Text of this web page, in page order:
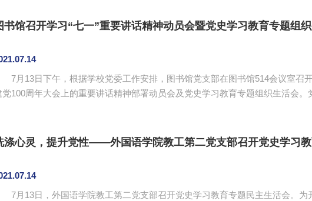
。出席本次会议的有信息技术与工程学院学生第三党支部书记廖琪以及党支部
书馆召开学习“七一”重要讲话精神动员会暨党史学习教育专题组
13日下午，根据学校党委工作安排，图书馆党支部在图书馆514会议室召
党100周年大会上的重要讲话精神部署动员会及党史学习教育专题组织生活会。
刻领会伟大建党精神。随后他代表支委发言，并谈自己的学习体会...
涤心灵，提升党性——外国语学院教工第二党支部召开党史学习
13日，外国语学院教工第二党支部召开党史学习教育专题民主生活会。为